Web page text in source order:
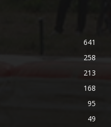
641
258
213
168
95
49